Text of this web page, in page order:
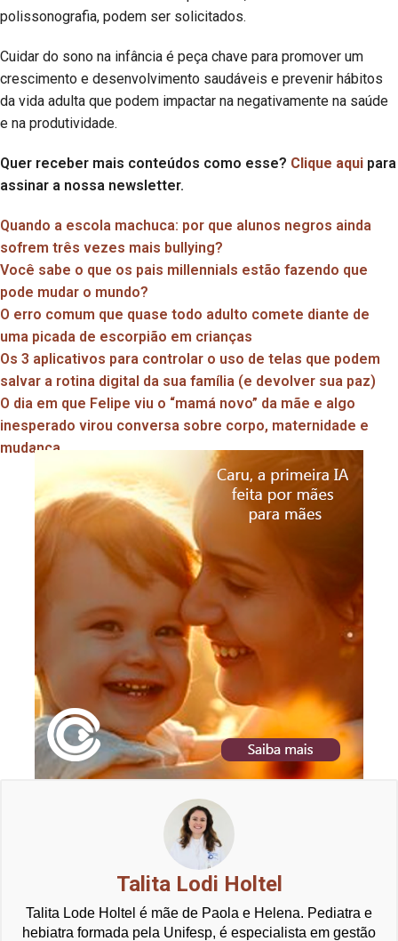
polissonografia, podem ser solicitados.
Cuidar do sono na infância é peça chave para promover um
crescimento e desenvolvimento saudáveis e prevenir hábitos
da vida adulta que podem impactar na negativamente na saúde
e na produtividade.
Quer receber mais conteúdos como esse? Clique aqui para
assinar a nossa newsletter.
Quando a escola machuca: por que alunos negros ainda
sofrem três vezes mais bullying?
Você sabe o que os pais millennials estão fazendo que
pode mudar o mundo?
O erro comum que quase todo adulto comete diante de
uma picada de escorpião em crianças
Os 3 aplicativos para controlar o uso de telas que podem
salvar a rotina digital da sua família (e devolver sua paz)
O dia em que Felipe viu o “mamá novo” da mãe e algo
inesperado virou conversa sobre corpo, maternidade e
mudança
Talita Lodi Holtel
Talita Lode Holtel é mãe de Paola e Helena. Pediatra e
hebiatra formada pela Unifesp, é especialista em gestão